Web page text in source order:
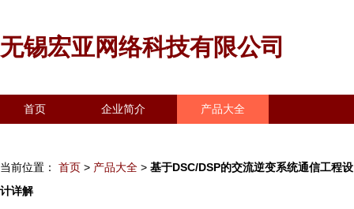
无锡宏亚网络科技有限公司
首页 企业简介 产品大全
当前位置： 首页 > 产品大全 > 基于DSC/DSP的交流逆变系统通信工程设
计详解